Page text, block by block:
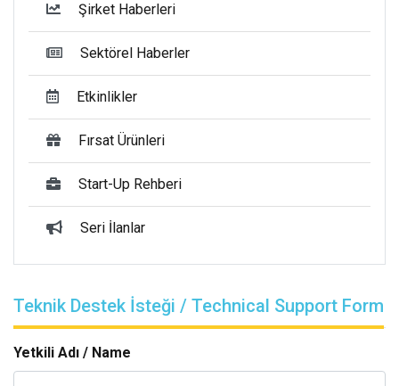
Şirket Haberleri
Sektörel Haberler
Etkinlikler
Fırsat Ürünleri
Start-Up Rehberi
Seri İlanlar
Teknik Destek İsteği / Technical Support Form
Yetkili Adı / Name